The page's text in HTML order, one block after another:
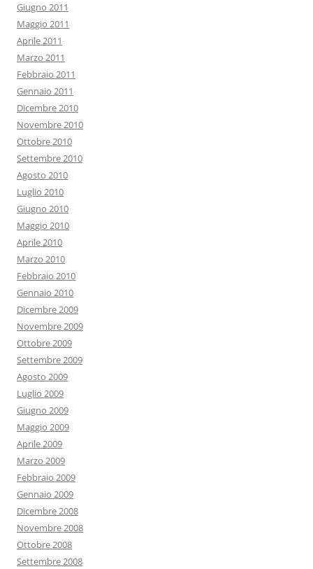
Giugno 2011
Maggio 2011
Aprile 2011
Marzo 2011
Febbraio 2011
Gennaio 2011
Dicembre 2010
Novembre 2010
Ottobre 2010
Settembre 2010
Agosto 2010
Luglio 2010
Giugno 2010
Maggio 2010
Aprile 2010
Marzo 2010
Febbraio 2010
Gennaio 2010
Dicembre 2009
Novembre 2009
Ottobre 2009
Settembre 2009
Agosto 2009
Luglio 2009
Giugno 2009
Maggio 2009
Aprile 2009
Marzo 2009
Febbraio 2009
Gennaio 2009
Dicembre 2008
Novembre 2008
Ottobre 2008
Settembre 2008